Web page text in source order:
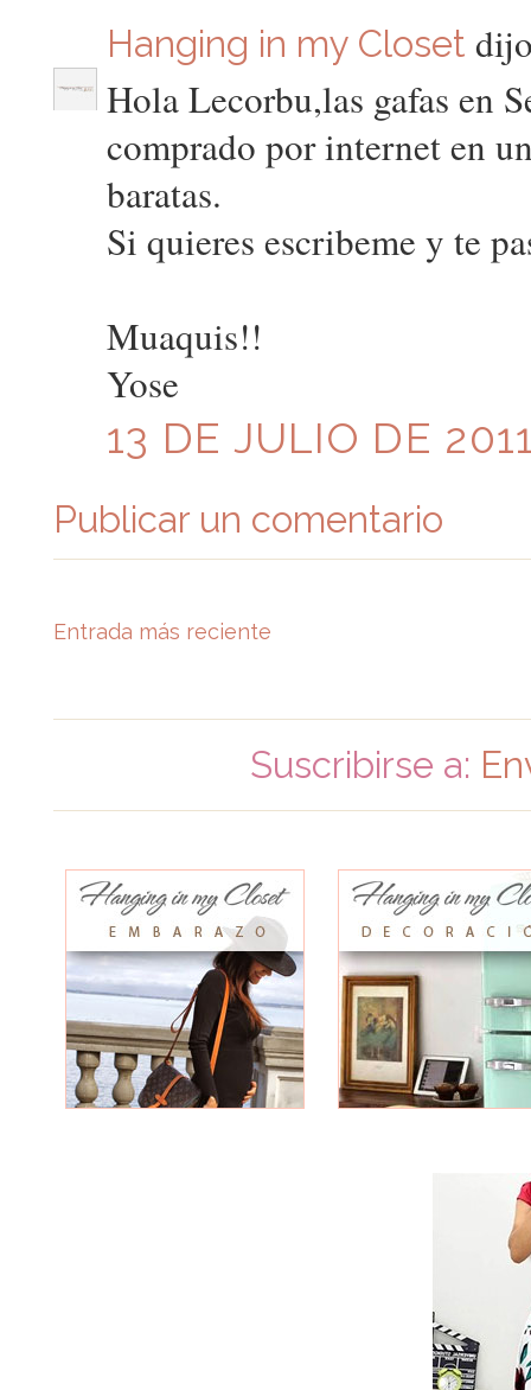
Hanging in my Closet
Hola Lecorbu,las gafas en
comprado por internet en
baratas.
Si quieres escribeme y te
Muaquis!!
Yose
13 DE JULIO DE
Publicar un comentario
Entrada más reciente
Suscribirse a: